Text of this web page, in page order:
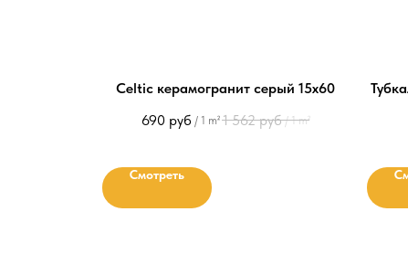
Celtic керамогранит серый 15х60
690 руб / 1 m² 1 562 руб / 1 m²
Смотреть